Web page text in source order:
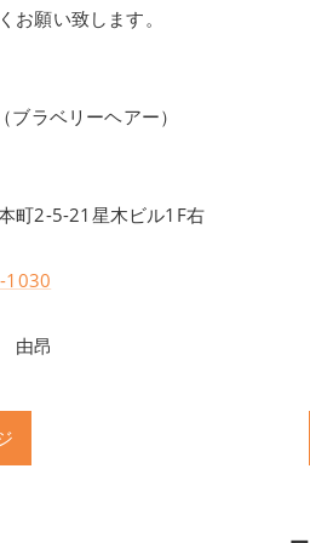
お願い致します。
ラベリーヘアー）
町2-5-21星木ビル1F右
1030
昂